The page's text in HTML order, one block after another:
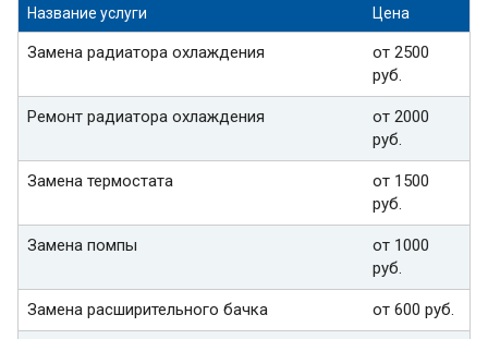
Название услуги Цена
Замена радиатора охлаждения
от 2500
руб.
Ремонт радиатора охлаждения
от 2000
руб.
Замена термостата
от 1500
руб.
Замена помпы
от 1000
руб.
Замена расширительного бачка от 600 руб.